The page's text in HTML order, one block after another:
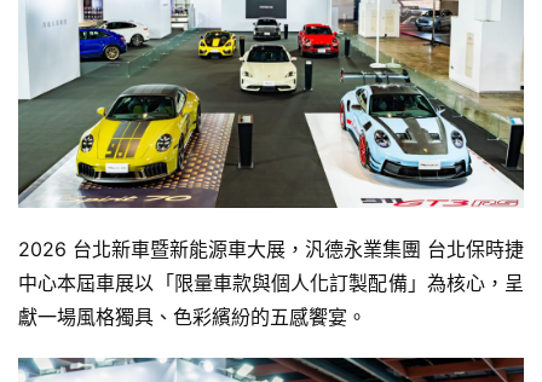
實
測
／
機
試
駕
影
a
iA
p
2026 台北新車暨新能源車大展，汎德永業集團 台北保時捷
中心本屆車展以「限量車款與個人化訂製配備」為核心，呈
獻一場風格獨具、色彩繽紛的五感饗宴。